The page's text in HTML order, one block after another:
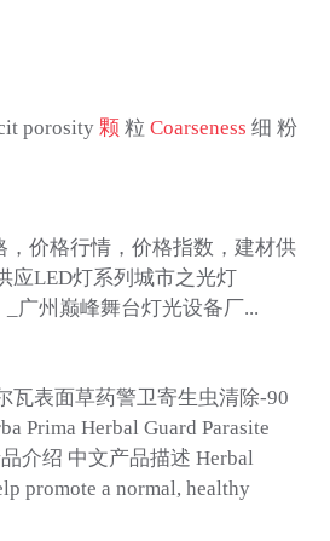
porosity 颗 粒 Coarseness 细 粉
，价格行情，价格指数，建材供
应LED灯系列城市之光灯
_广州巅峰舞台灯光设备厂...
瓦表面草药警卫寄生虫清除-90
Prima Herbal Guard Parasite
介绍 中文产品描述 Herbal
promote a normal, healthy